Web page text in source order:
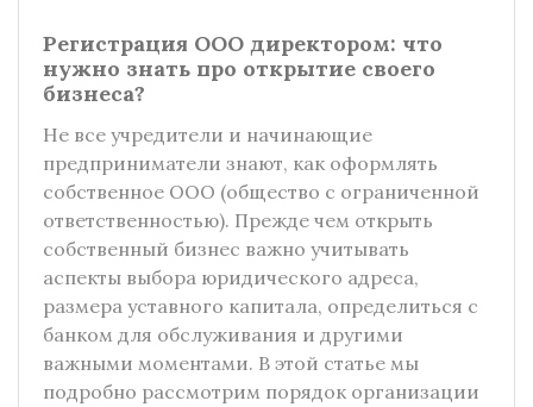
Регистрация ООО директором: что
нужно знать про открытие своего
бизнеса?
Не все учредители и начинающие
предприниматели знают, как оформлять
собственное ООО (общество с ограниченной
ответственностью). Прежде чем открыть
собственный бизнес важно учитывать
аспекты выбора юридического адреса,
размера уставного капитала, определиться с
банком для обслуживания и другими
важными моментами. В этой статье мы
подробно рассмотрим порядок организации